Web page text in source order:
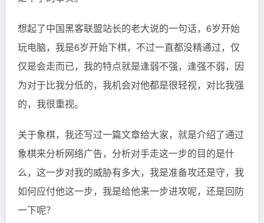
想起了中国黑客联盟站长的老大说的一句话，6岁开始
玩电脑，我是6岁开始下棋，不过一直都没精通过，仅
仅是会走而已，我的特点就是逢弱不强，逢强不弱，因
为对于比我分低的，我机会对他都是很轻视，对比我强
的，我很重视。
关于象棋，我还写过一篇文章给大家，就是介绍了通过
象棋来分析网络广告，分析对手走这一步的目的是什
么，这一步对我的威胁有多大，我是准备攻还是守，我
如何应付他这一步，我是给他来一步进攻呢，还是回防
一下呢？